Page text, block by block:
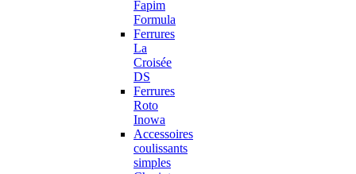
Fapim
Formula
Ferrures
La
Croisée
DS
Ferrures
Roto
Inowa
Accessoires
coulissants
simples